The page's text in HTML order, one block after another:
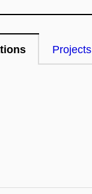
Projects